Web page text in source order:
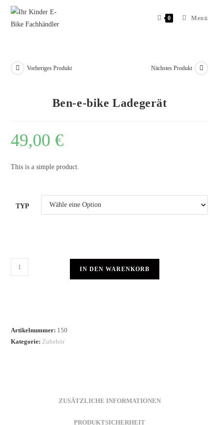
0 Menü
Vorheriges Produkt Nächstes Produkt
Ben-e-bike Ladegerät
49,00€
This is a simple product.
TYP
IN DEN WARENKORB
Artikelnummer: 150
Kategorie:Zubehör
ZUSÄTZLICHE INFORMATIONEN
PRODUKTSICHERHEIT